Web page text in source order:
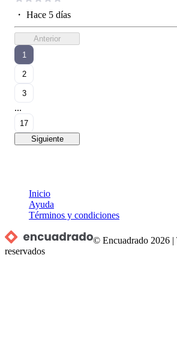
・ Hace 5 días
Anterior
1
2
3
...
17
Siguiente
Inicio
Ayuda
Términos y condiciones
© Encuadrado 2026 |
reservados